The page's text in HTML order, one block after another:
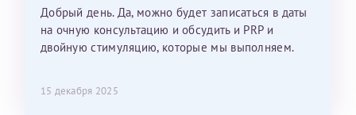
Добрый день. Да, можно будет записаться в даты
на очную консультацию и обсудить и PRP и
двойную стимуляцию, которые мы выполняем.
15 декабря 2025